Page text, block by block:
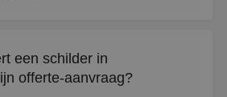
een schilder in
offerte-aanvraag?